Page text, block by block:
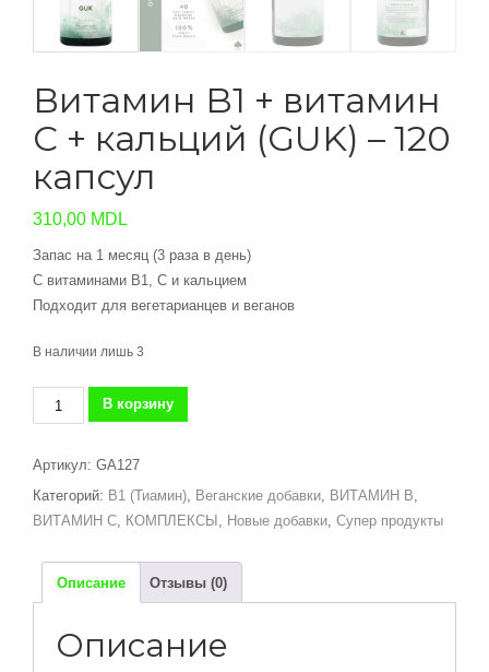
Витамин B1 + витамин
С + кальций (GUK) – 120
капсул
310,00 MDL
Запас на 1 месяц (3 раза в день)
С витаминами B1, C и кальцием
Подходит для вегетарианцев и веганов
В наличии лишь 3
Количество
товара
B1
+
витамин
кальций
В корзину
Артикул: GA127
Категорий: B1 (Тиамин), Веганские добавки, ВИТАМИН В,
ВИТАМИН С, КОМПЛЕКСЫ , Новые добавки, Супер продукты
Описание Отзывы (0)
Описание